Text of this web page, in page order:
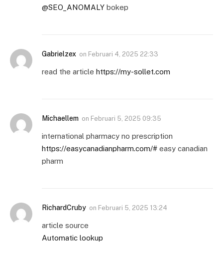
@SEO_ANOMALY bokep
Gabrielzex on Februari 4, 2025 22:33
read the article https://my-sollet.com
Michaellem on Februari 5, 2025 09:35
international pharmacy no prescription
https://easycanadianpharm.com/# easy canadian
pharm
RichardCruby on Februari 5, 2025 13:24
article source
Automatic lookup